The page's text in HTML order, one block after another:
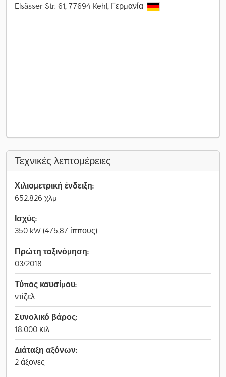
Elsässer Str. 61, 77694 Kehl, Γερμανία
Τεχνικές λεπτομέρειες
Χιλιομετρική ένδειξη:
652.826 χλμ
Ισχύς:
350 kW (475,87 ίππους)
Πρώτη ταξινόμηση:
03/2018
Τύπος καυσίμου:
ντίζελ
Συνολικό βάρος:
18.000 κιλ
Διάταξη αξόνων:
2 άξονες